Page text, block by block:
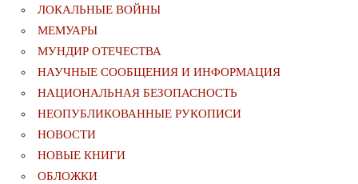
ЛОКАЛЬНЫЕ ВОЙНЫ
МЕМУАРЫ
МУНДИР ОТЕЧЕСТВА
НАУЧНЫЕ СООБЩЕНИЯ И ИНФОРМАЦИЯ
НАЦИОНАЛЬНАЯ БЕЗОПАСНОСТЬ
НЕОПУБЛИКОВАННЫЕ РУКОПИСИ
НОВОСТИ
НОВЫЕ КНИГИ
ОБЛОЖКИ